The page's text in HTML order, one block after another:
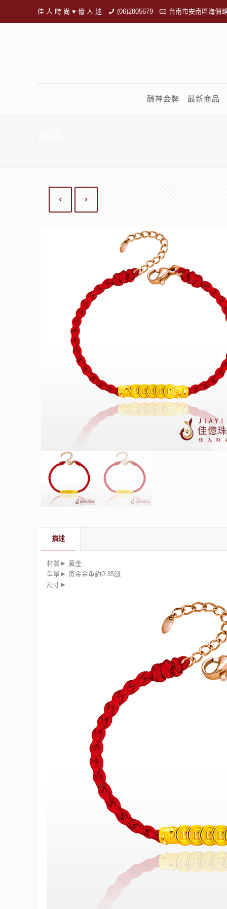
佳 人 時 尚 ♥ 億 人 迷 (06)2805679 台南市安南區海佃
酬神金牌 最新商品
描述
材質► 黃金
重量► 黃金金重約0.35錢
尺寸►